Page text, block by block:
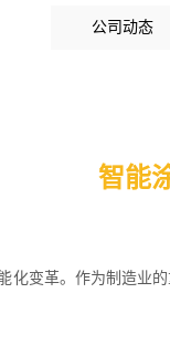
公司动态
智能
化变革。作为制造业